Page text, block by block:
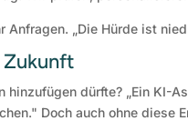
Anfragen. „Die Hürde ist
Zukunft
hinzufügen dürfte? „Ein
Doch auch ohne diese